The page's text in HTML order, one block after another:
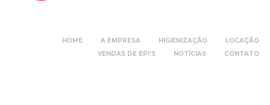
HOME A EMPRESA HIGIENIZAÇÃO
LOCAÇÃO
VENDAS DE EPI’S
NOTÍCIAS CONTATO